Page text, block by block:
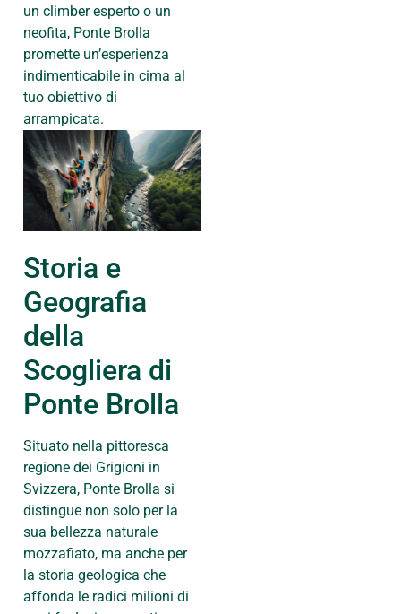
un climber esperto o un
neofita, Ponte Brolla
promette un’esperienza
indimenticabile in cima al
tuo obiettivo di
arrampicata.
Storia e
Geografia
della
Scogliera di
Ponte Brolla
Situato nella pittoresca
regione dei Grigioni in
Svizzera, Ponte Brolla si
distingue non solo per la
sua bellezza naturale
mozzafiato, ma anche per
la storia geologica che
affonda le radici milioni di